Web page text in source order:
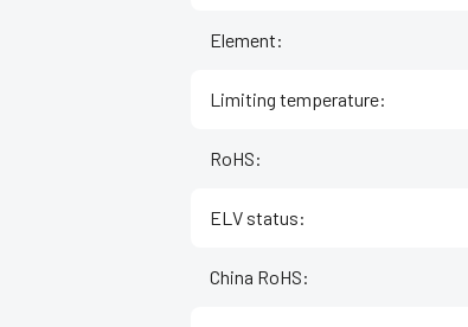
Element:
Limiting temperature:
RoHS:
ELV status:
China RoHS: